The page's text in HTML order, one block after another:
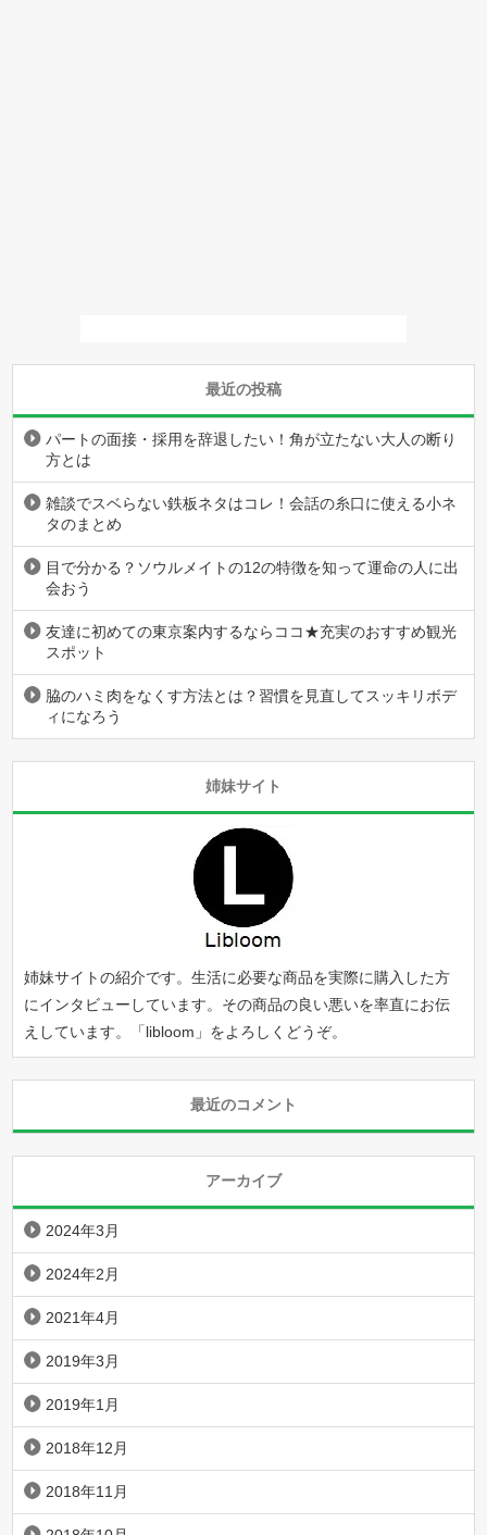
最近の投稿
パートの面接・採用を辞退したい！角が立たない大人の断り
方とは
雑談でスベらない鉄板ネタはコレ！会話の糸口に使える小ネ
タのまとめ
目で分かる？ソウルメイトの12の特徴を知って運命の人に出
会おう
友達に初めての東京案内するならココ★充実のおすすめ観光
スポット
脇のハミ肉をなくす方法とは？習慣を見直してスッキリボデ
ィになろう
姉妹サイト
姉妹サイトの紹介です。生活に必要な商品を実際に購入した方
にインタビューしています。その商品の良い悪いを率直にお伝
えしています。「libloom 」をよろしくどうぞ。
最近のコメント
アーカイブ
2024年3月
2024年2月
2021年4月
2019年3月
2019年1月
2018年12月
2018年11月